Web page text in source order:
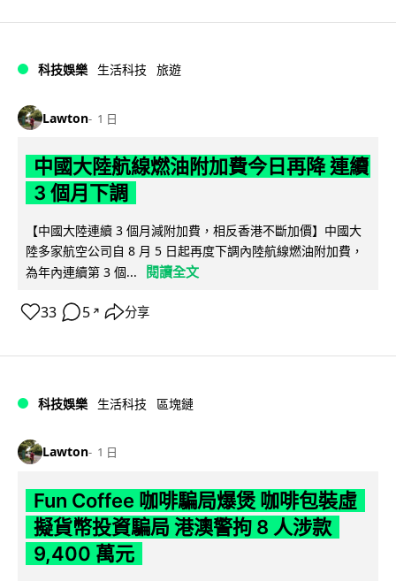
科技娛樂 生活科技 旅遊
Lawton 1 日
中國大陸航線燃油附加費今日再降 連續
3 個月下調
【中國大陸連續 3 個月減附加費，相反香港不斷加價】中國大
陸多家航空公司自 8 月 5 日起再度下調內陸航線燃油附加費，
為年內連續第 3 個...
閱讀全文
33 5 ↗ 分享
科技娛樂 生活科技 區塊鏈
Lawton 1 日
Fun Coffee 咖啡騙局爆煲 咖啡包裝虛
擬貨幣投資騙局 港澳警拘 8 人涉款
9,400 萬元